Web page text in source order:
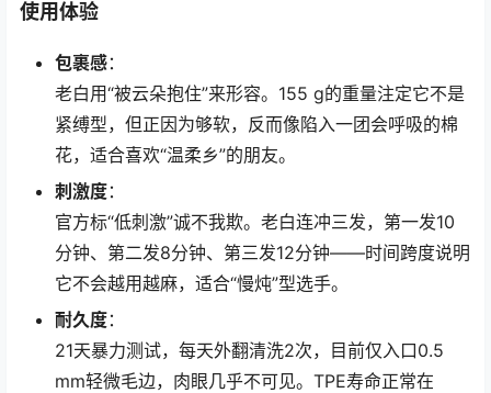
使用体验
包裹感：
老白用“被云朵抱住”来形容。155 g的重量注定它不是
紧缚型，但正因为够软，反而像陷入一团会呼吸的棉
花，适合喜欢“温柔乡”的朋友。
刺激度：
官方标“低刺激”诚不我欺。老白连冲三发，第一发10
分钟、第二发8分钟、第三发12分钟——时间跨度说明
它不会越用越麻，适合“慢炖”型选手。
耐久度：
21天暴力测试，每天外翻清洗2次，目前仅入口0.5
mm轻微毛边，肉眼几乎不可见。TPE寿命正常在